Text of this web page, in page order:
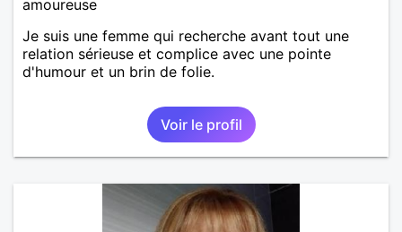
amoureuse
Je suis une femme qui recherche avant tout une
relation sérieuse et complice avec une pointe
d'humour et un brin de folie.
Voir le profil